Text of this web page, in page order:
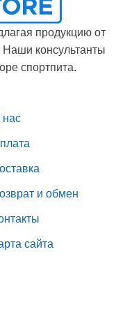
продукцию от
консультанты
спортпита.
и обмен
сайта